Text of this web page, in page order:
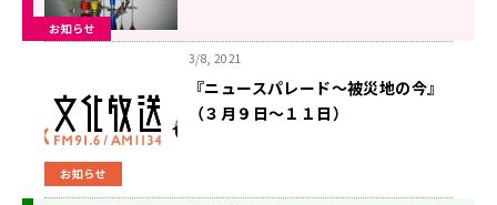
お知らせ
お知らせ
3/8, 2021
『ニュースパレード～被災地の今』
（３月９日～１１日）